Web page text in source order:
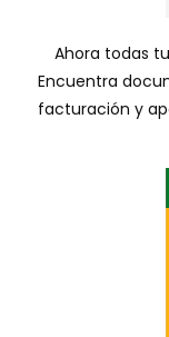
Ahora todas
Encuentra
facturación y